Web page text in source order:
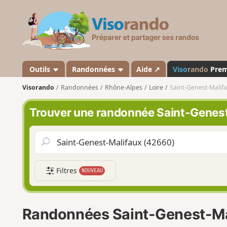
s
a
n
d
o
Outils Randonnées Aide ↗ Visorando
Visorando Randonnées Rhône-Alpes Loire Saint-Genest-
Trouver une randonnée Saint-
Filtres NOUVEAU
Randonnées Saint-Genest-